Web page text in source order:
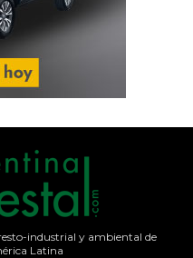
industrial y ambiental de
Latina